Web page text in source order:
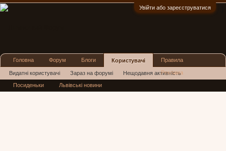
Увійти або зареєструватися
Головна Форум Блоги Користувачі
Видатні користувачі Зараз на форумі Нещодавня активність
Нові повідомлення профілю
Правила
Реклама
Посиденьки Львівські новини